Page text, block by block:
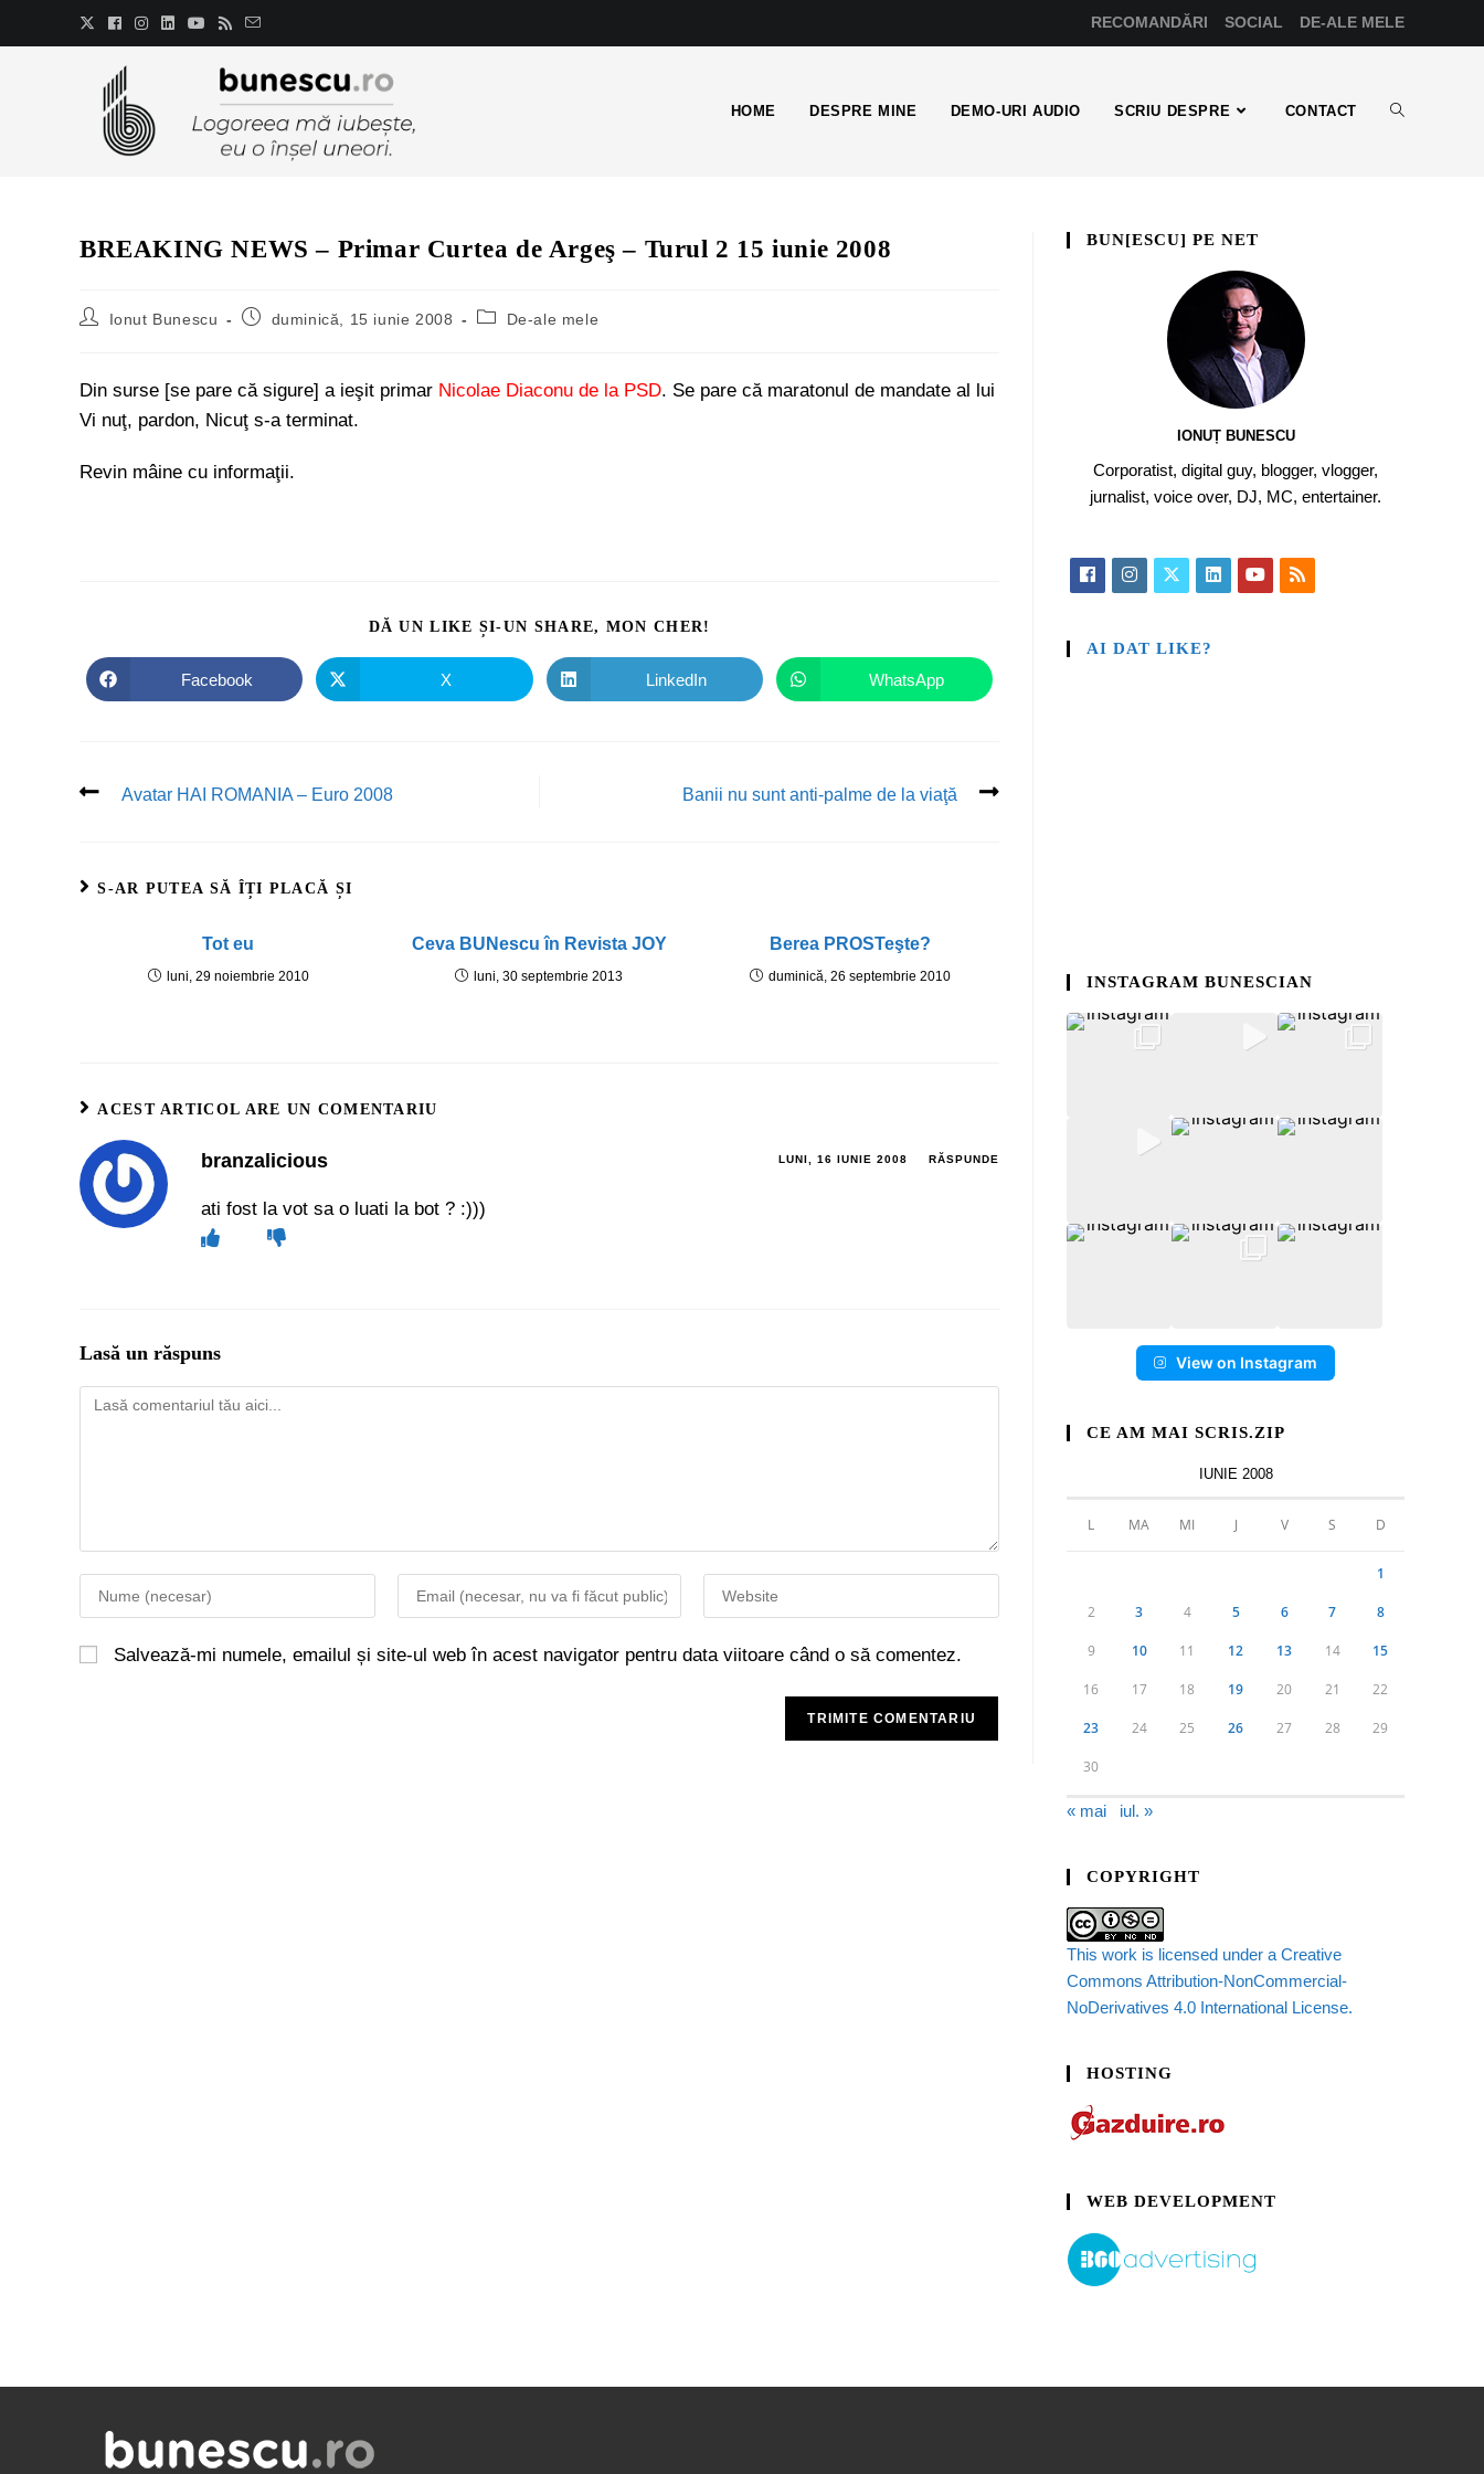
RECOMANDĂRI SOCIAL DE-ALE MELE
HOME DESPRE MINE DEMO-URI AUDIO SCRIU DESPRE CONTACT
BREAKING NEWS – Primar Curtea de Argeş – Turul 2 15 iunie 2008
Ionut Bunescu duminică, 15 iunie 2008 De-ale mele
Din surse [se pare că sigure] a ieşit primar Nicolae Diaconu de la PSD. Se pare că maratonul de mandate al lui
Vi nuţ, pardon, Nicuţ s-a terminat.
Revin mâine cu informaţii.
DĂ UN LIKE ȘI-UN SHARE, MON CHER!
Facebook X LinkedIn WhatsApp
Avatar HAI ROMANIA – Euro 2008 Banii nu sunt anti-palme de la viaţă
S-AR PUTEA SĂ ÎȚI PLACĂ ȘI
Tot eu
luni, 29 noiembrie 2010
Ceva BUNescu în Revista JOY
luni, 30 septembrie 2013
Berea PROSTeşte?
duminică, 26 septembrie 2010
ACEST ARTICOL ARE UN COMENTARIU
branzalicious LUNI, 16 IUNIE 2008 RĂSPUNDE
ati fost la vot sa o luati la bot ? :)))
Lasă un răspuns
Salvează-mi numele, emailul și site-ul web în acest navigator pentru data viitoare când o să comentez.
BUN[ESCU] PE NET
IONUȚ BUNESCU
Corporatist, digital guy, blogger, vlogger,
jurnalist, voice over, DJ, MC, entertainer.
AI DAT LIKE?
INSTAGRAM BUNESCIAN
View on Instagram
CE AM MAI SCRIS.ZIP
IUNIE 2008
L MA MI J V S D
1
2 3 4 5 6 7 8
9 10 11 12 13 14 15
16 17 18 19 20 21 22
23 24 25 26 27 28 29
30
« mai iul. »
COPYRIGHT
This work is licensed under a Creative
Commons Attribution-NonCommercial-
NoDerivatives 4.0 International License.
HOSTING
WEB DEVELOPMENT